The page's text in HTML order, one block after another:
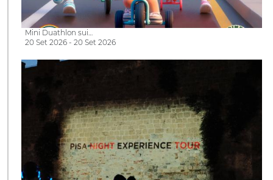
Mini Duathlon sui…
20 Set 2026 - 20 Set 2026